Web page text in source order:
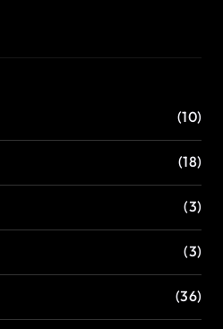
(10)
(18)
(3)
(3)
(36)